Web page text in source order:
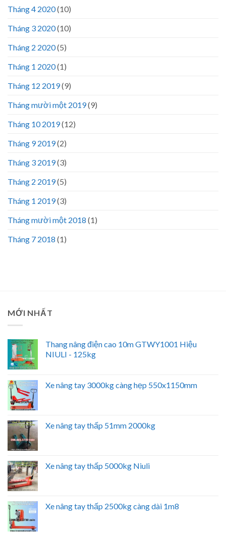
Tháng 4 2020(10)
Tháng 3 2020(10)
Tháng 2 2020(5)
Tháng 1 2020(1)
Tháng 12 2019(9)
Tháng mười một 2019(9)
Tháng 10 2019(12)
Tháng 9 2019(2)
Tháng 3 2019(3)
Tháng 2 2019(5)
Tháng 1 2019(3)
Tháng mười một 2018 (1)
Tháng 7 2018 (1)
MỚI NHẤT
Thang nâng điện cao 10m GTWY1001 Hiệu
NIULI - 125kg
Xe nâng tay 3000kg càng hẹp 550x1150mm
Xe nâng tay thấp 51mm 2000kg
Xe nâng tay thấp 5000kg Niuli
Xe nâng tay thấp 2500kg càng dài 1m8